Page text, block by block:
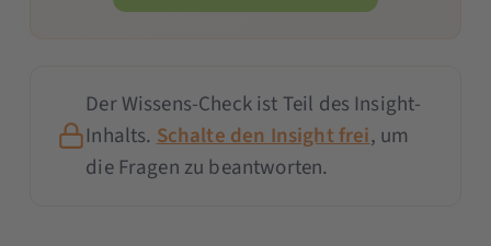
Der Wissens-Check ist Teil des Insight-
Inhalts. Schalte den Insight frei, um
die Fragen zu beantworten.